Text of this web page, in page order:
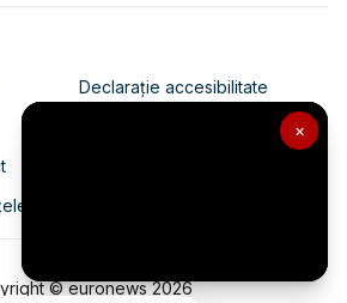
×
Declarație accesibilitate
Politica de confidențialitate
© euronews2026